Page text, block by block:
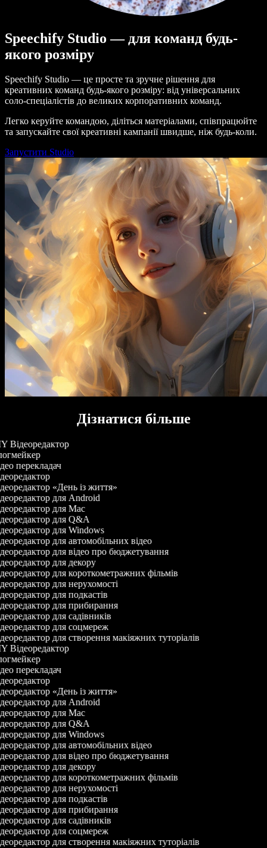
Speechify Studio — для команд будь-
якого розміру
Speechify Studio — це просте та зручне рішення для
креативних команд будь-якого розміру: від універсальних
соло-спеціалістів до великих корпоративних команд.
Легко керуйте командою, діліться матеріалами, співпрацюйте
та запускайте свої креативні кампанії швидше, ніж будь-коли.
Запустити Studio
Дізнатися більше
Відеоредактор
перекладач
«День із життя»
для Android
для Mac
для Q&A
для Windows
для автомобільних відео
для відео про бюджетування
для декору
для короткометражних фільмів
для нерухомості
для подкастів
для прибирання
для садівників
для соцмереж
для створення макіяжних туторіалів
Відеоредактор
перекладач
«День із життя»
для Android
для Mac
для Q&A
для Windows
для автомобільних відео
для відео про бюджетування
для декору
для короткометражних фільмів
для нерухомості
для подкастів
для прибирання
для садівників
для соцмереж
для створення макіяжних туторіалів